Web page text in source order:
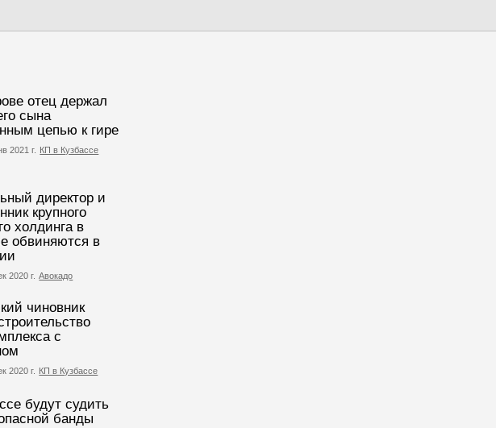
отец держал
сына
цепью к гире
2021 г. КП в Кузбассе
директор и
крупного
холдинга в
обвиняются в
2020 г. Авокадо
чиновник
с
2020 г. КП в Кузбассе
будут судить
банды